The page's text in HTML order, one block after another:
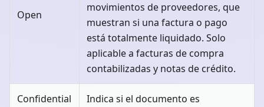
Open
movimientos de proveedores, que
muestran si una factura o pago
está totalmente liquidado. Solo
aplicable a facturas de compra
contabilizadas y notas de crédito.
Confidential
Indica si el documento es